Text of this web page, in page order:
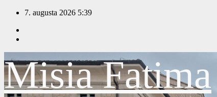
Prejsť
obsah
7. augusta 2026 5:39
Misia Fatima